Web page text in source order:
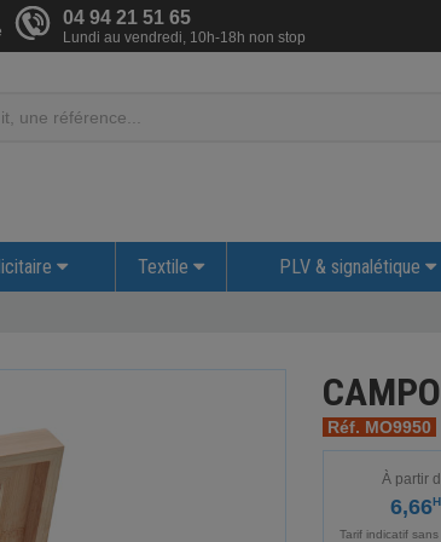
04 94 21 51 65
Lundi au vendredi, 10h-18h non stop
Textile PLV & signalétique
Réf. MO9950
À partir
6,66
Tarif indicatif